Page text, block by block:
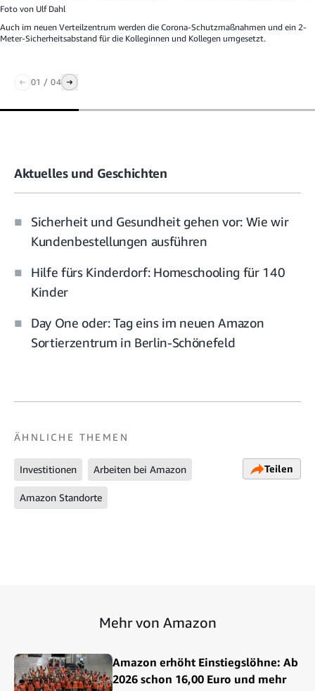
Foto von Ulf Dahl
Auch im neuen Verteilzentrum werden die Corona-Schutzmaßnahmen und ein 2-
Meter-Sicherheitsabstand für die Kolleginnen und Kollegen umgesetzt.
01 / 04
Aktuelles und Geschichten
Sicherheit und Gesundheit gehen vor: Wie wir
Kundenbestellungen ausführen
Hilfe fürs Kinderdorf: Homeschooling für 140
Kinder
Day One oder: Tag eins im neuen Amazon
Sortierzentrum in Berlin-Schönefeld
ÄHNLICHE THEMEN
Investitionen Arbeiten bei Amazon
Amazon Standorte
Teilen
Mehr von Amazon
Amazon erhöht Einstiegslöhne: Ab
2026 schon 16,00 Euro und mehr